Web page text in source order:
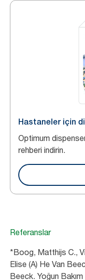
Hastaneler için
Optimum dispenser
rehberi indirin.
Referanslar
*Boog, Matthijs C.,
Elise (A) He Van
Beeck. Yoğun